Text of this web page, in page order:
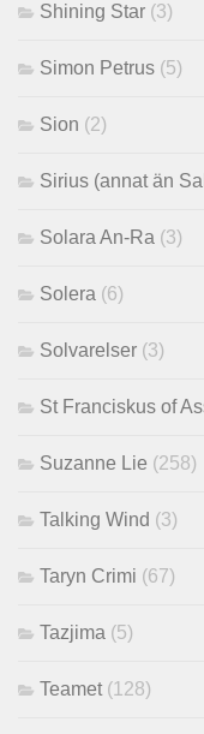
Shining Star (3)
Simon Petrus (5)
Sion (2)
Sirius (annat än
Solara An-Ra (3)
Solera (6)
Solvarelser (3)
St Franciskus of
Suzanne Lie (258)
Talking Wind (3)
Taryn Crimi (67)
Tazjima (5)
Teamet (128)